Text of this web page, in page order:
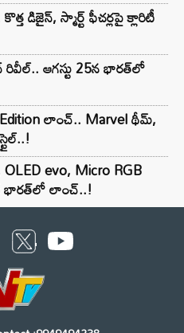
డిజైన్, స్మార్ట్ ఫీచర్లపై క్లారిటీ
ఆగస్టు 25న భారత్‌లో
లాంచ్.. Marvel థీమ్,
evo, Micro RGB
భారత్‌లో లాంచ్..!